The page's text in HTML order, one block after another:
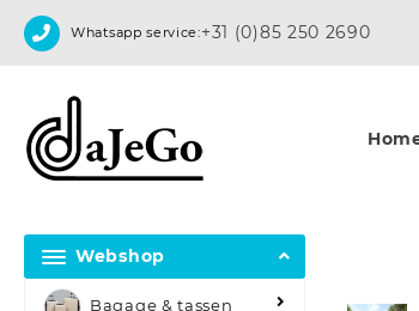
Whatsapp service:+31 (0)85 250 2690
Webshop
Bagage & tassen